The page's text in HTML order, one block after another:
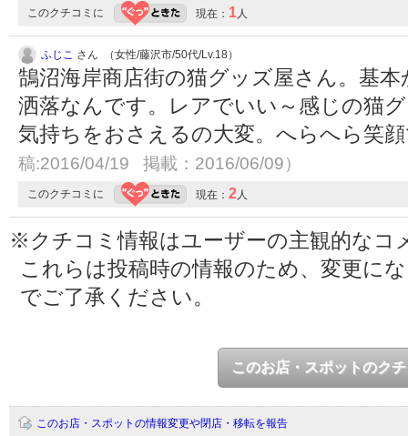
このクチコミに 現在： 1 人
ふじこ さん （女性/藤沢市/50代/Lv.18）
鵠沼海岸商店街の猫グッズ屋さん。基
洒落なんです。レアでいい～感じの猫
気持ちをおさえるの大変。へらへら笑
稿:2016/04/19 掲載：2016/06/09）
このクチコミに 現在： 2 人
※クチコミ情報はユーザーの主観的なコ
これらは投稿時の情報のため、変更に
でご了承ください。
このお店・スポットのク
このお店・スポットの情報変更や閉店・移転を報告